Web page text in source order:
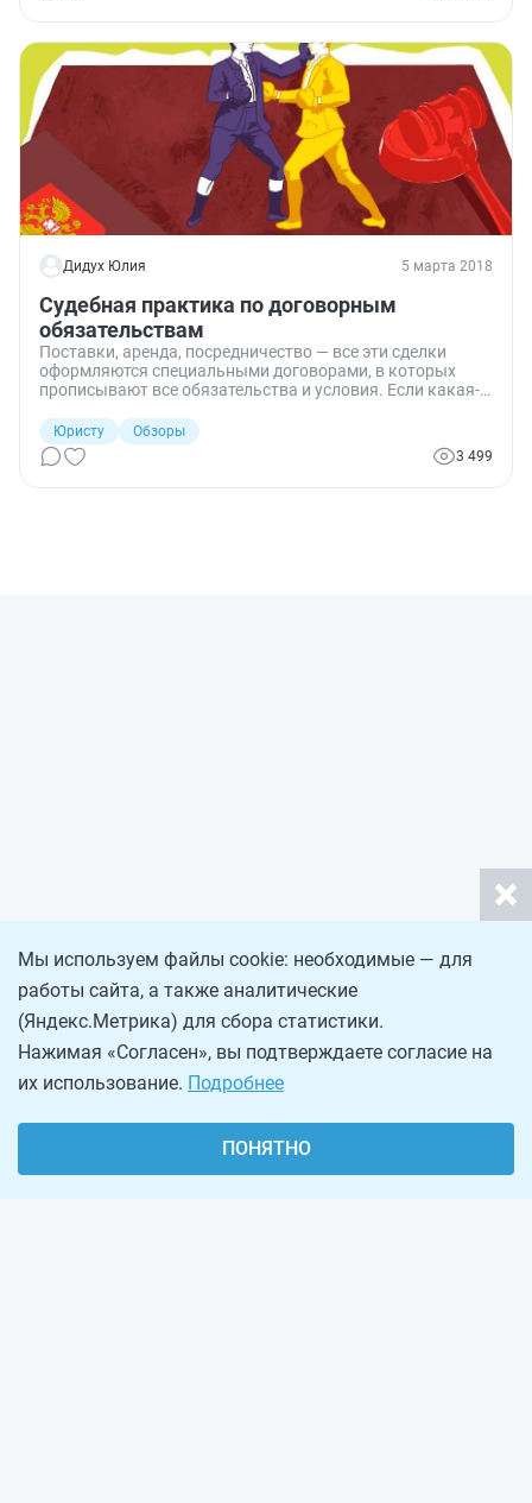
Дидух Юлия 5 марта 2018
Судебная практика по договорным
обязательствам
Поставки, аренда, посредничество — все эти сделки
оформляются специальными договорами, в которых
прописывают все обязательства и условия. Если какая-
приходится решать в судебном порядке. В обзоре
собраны несколько позиций Верховного суда РФ,
высказанных по таким арбитражным спорам.
Юристу
Обзоры
3 499
Мы используем файлы cookie: необходимые — для
работы сайта, а также аналитические
(Яндекс.Метрика) для сбора статистики.
Нажимая «Согласен», вы подтверждаете согласие на
их использование. Подробнее
ПОНЯТНО